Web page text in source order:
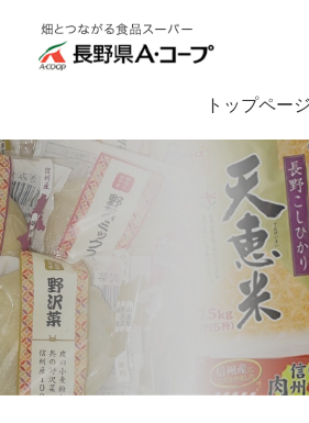
トップページ
長野県A・コープオリジナル商品